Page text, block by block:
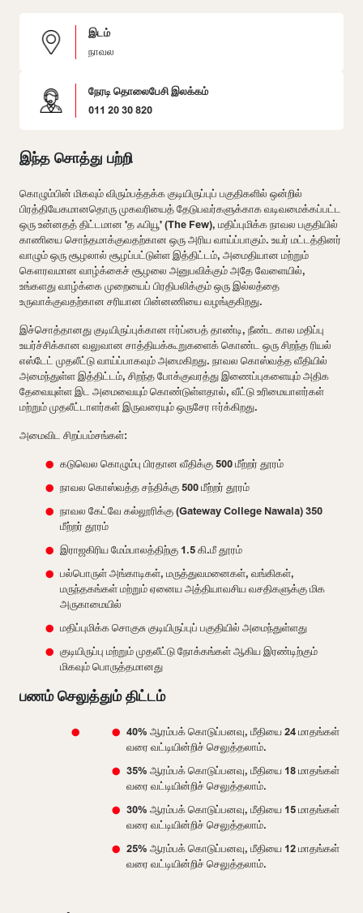
இடம்
நாவல
நேரடி தொலைபேசி இலக்கம்
011 20 30 820
இந்த சொத்து பற்றி
கொழும்பின் மிகவும் விரும்பத்தக்க குடியிருப்புப் பகுதிகளில் ஒன்றில்
பிரத்தியேகமானதொரு முகவரியைத் தேடுபவர்களுக்காக வடிவமைக்கப்பட்ட
ஒரு உன்னதத் திட்டமான 'த ஃபியூ' (The Few), மதிப்புமிக்க நாவல பகுதியில்
காணியை சொந்தமாக்குவதற்கான ஒரு அரிய வாய்ப்பாகும். உயர் மட்டத்தினர்
வாழும் ஒரு சூழலால் சூழப்பட்டுள்ள இத்திட்டம், அமைதியான மற்றும்
கௌரவமான வாழ்க்கைச் சூழலை அனுபவிக்கும் அதே வேளையில்,
உங்களது வாழ்க்கை முறையைப் பிரதிபலிக்கும் ஒரு இல்லத்தை
உருவாக்குவதற்கான சரியான பின்னணியை வழங்குகிறது.
இச்சொத்தானது குடியிருப்புக்கான ஈர்ப்பைத் தாண்டி, நீண்ட கால மதிப்பு
உயர்ச்சிக்கான வலுவான சாத்தியக்கூறுகளைக் கொண்ட ஒரு சிறந்த ரியல்
எஸ்டேட் முதலீட்டு வாய்ப்பாகவும் அமைகிறது. நாவல கொஸ்வத்த வீதியில்
அமைந்துள்ள இத்திட்டம், சிறந்த போக்குவரத்து இணைப்புகளையும் அதிக
தேவையுள்ள இட அமைவையும் கொண்டுள்ளதால், வீட்டு உரிமையாளர்கள்
மற்றும் முதலீட்டாளர்கள் இருவரையும் ஒருசேர ஈர்க்கிறது.
அமைவிட சிறப்பம்சங்கள்:
கடுவெல கொழும்பு பிரதான வீதிக்கு 500 மீற்றர் தூரம்
நாவல கொஸ்வத்த சந்திக்கு 500 மீற்றர் தூரம்
நாவல கேட்வே கல்லூரிக்கு (Gateway College Nawala) 350
மீற்றர் தூரம்
இராஜகிரிய மேம்பாலத்திற்கு 1.5 கி.மீ தூரம்
பல்பொருள் அங்காடிகள், மருத்துவமனைகள், வங்கிகள்,
மருந்தகங்கள் மற்றும் ஏனைய அத்தியாவசிய வசதிகளுக்கு மிக
அருகாமையில்
மதிப்புமிக்க சொகுசு குடியிருப்புப் பகுதியில் அமைந்துள்ளது
குடியிருப்பு மற்றும் முதலீட்டு நோக்கங்கள் ஆகிய இரண்டிற்கும்
மிகவும் பொருத்தமானது
பணம் செலுத்தும் திட்டம்
40% ஆரம்பக் கொடுப்பனவு, மீதியை 24 மாதங்கள்
வரை வட்டியின்றிச் செலுத்தலாம்.
35% ஆரம்பக் கொடுப்பனவு, மீதியை 18 மாதங்கள்
வரை வட்டியின்றிச் செலுத்தலாம்.
30% ஆரம்பக் கொடுப்பனவு, மீதியை 15 மாதங்கள்
வரை வட்டியின்றிச் செலுத்தலாம்.
25% ஆரம்பக் கொடுப்பனவு, மீதியை 12 மாதங்கள்
வரை வட்டியின்றிச் செலுத்தலாம்.